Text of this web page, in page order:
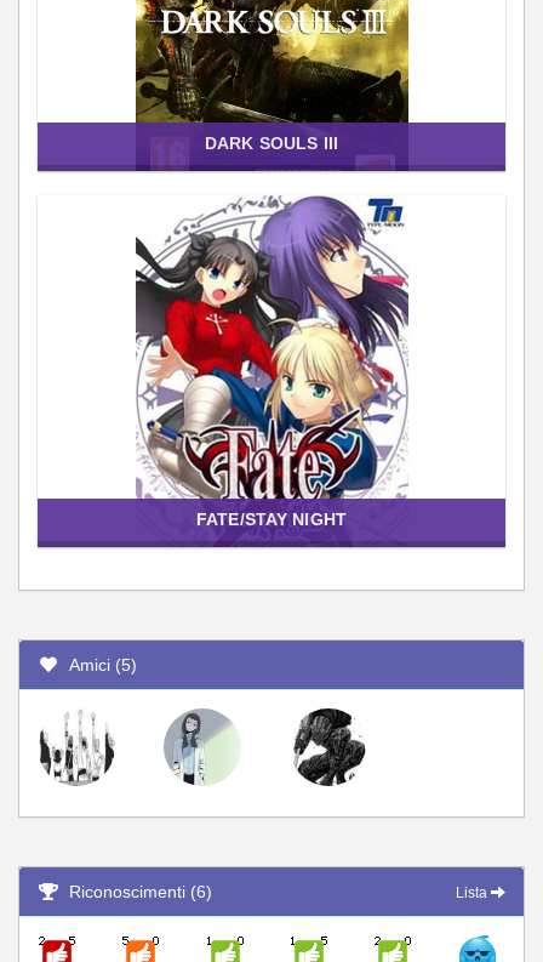
DARK SOULS III
FATE/STAY NIGHT
Amici (5)
Riconoscimenti (6) Lista